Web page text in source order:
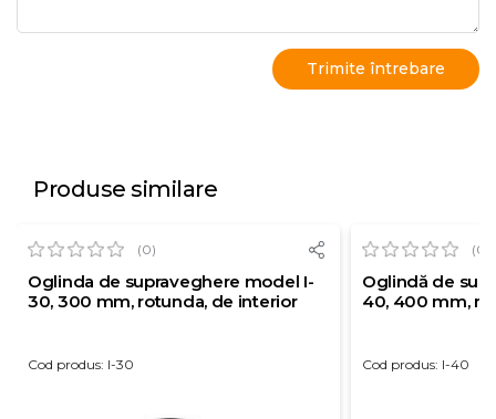
Produse similare
(0)
Oglinda de supraveghere model I-
30, 300 mm, rotunda, de interior
Cod produs: I-30
(0)
Oglindă de
40, 400 mm,
Cod produs: I-40